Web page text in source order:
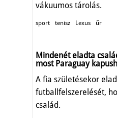
vákuumos tárolás.
sport tenisz Lexus űr
Mindenét eladta
most Paraguay
A fia születésekor
futballfelszerelését,
család.